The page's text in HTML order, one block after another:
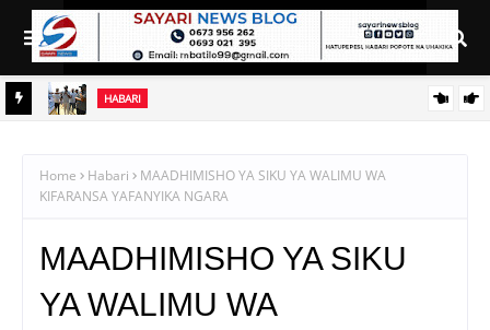
HABARI
Home Habari
MAADHIMISHO YA SIKU YA WALIMU WA
KIFARANSA YAFANYIKA NGARA
MAADHIMISHO YA SIKU
YA WALIMU WA